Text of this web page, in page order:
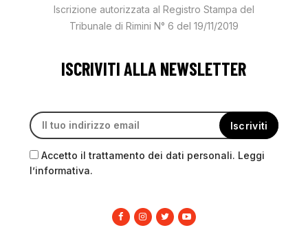
Iscrizione autorizzata al Registro Stampa del
Tribunale di Rimini N° 6 del 19/11/2019
ISCRIVITI ALLA NEWSLETTER
Accetto il trattamento dei dati personali. Leggi
l’informativa.